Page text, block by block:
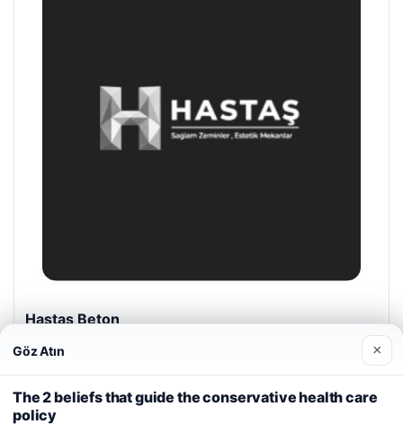
Prenses Night Club
kullanıyoruz.Çerez Politikamız
Reddet
Göz Atın ×
The 2 beliefs that guide the conservative health care
policy